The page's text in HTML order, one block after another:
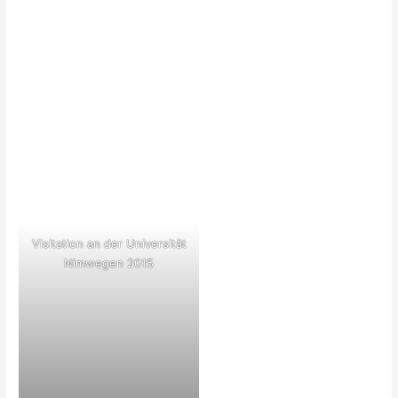
Visitation an der Universität
Nimwegen 2015